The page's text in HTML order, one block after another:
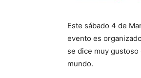
Este sábado 4 de
evento es
se dice muy
mundo.